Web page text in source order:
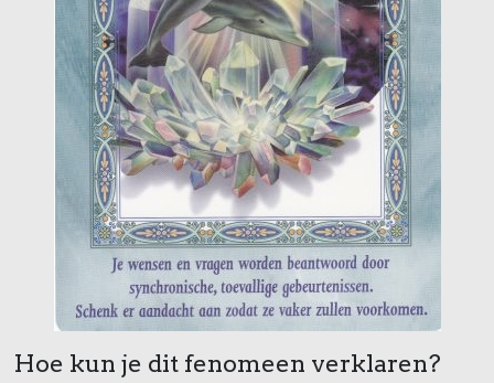
Hoe kun je dit fenomeen verklaren?